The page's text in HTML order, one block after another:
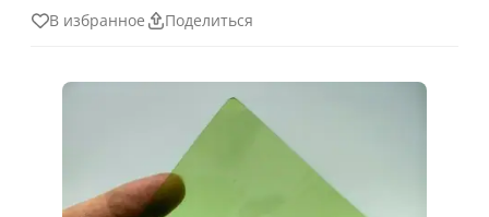
В избранное Поделиться